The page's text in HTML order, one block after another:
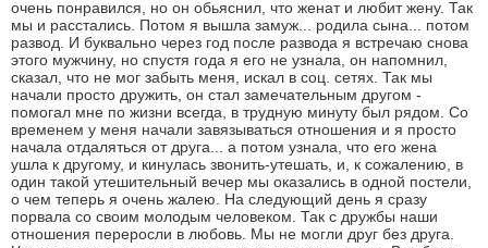
очень понравился, но он обьяснил, что женат и любит жену. Так
мы и расстались. Потом я вышла замуж... родила сына... потом
развод. И буквально через год после развода я встречаю снова
этого мужчину, но спустя года я его не узнала, он напомнил,
сказал, что не мог забыть меня, искал в соц. сетях. Так мы
начали просто дружить, он стал замечательным другом -
помогал мне по жизни всегда, в трудную минуту был рядом. Со
временем у меня начали завязываться отношения и я просто
начала отдаляться от друга... а потом узнала, что его жена
ушла к другому, и кинулась звонить-утешать, и, к сожалению, в
один такой утешительный вечер мы оказались в одной постели,
о чем теперь я очень жалею. На следующий день я сразу
порвала со своим молодым человеком. Так с дружбы наши
отношения переросли в любовь. Мы не могли друг без друга.